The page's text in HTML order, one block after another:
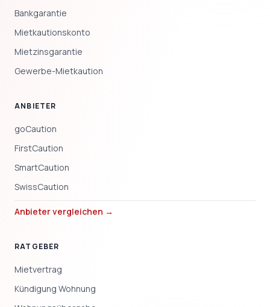
Bankgarantie
Mietkautionskonto
Mietzinsgarantie
Gewerbe-Mietkaution
ANBIETER
goCaution
FirstCaution
SmartCaution
SwissCaution
Anbieter vergleichen →
RATGEBER
Mietvertrag
Kündigung Wohnung